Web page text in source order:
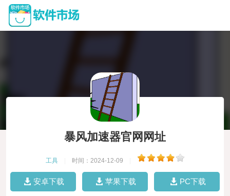
暴风加速器官网网址
工具 时间：2024-12-09
安卓下载 苹果下载 PC下载